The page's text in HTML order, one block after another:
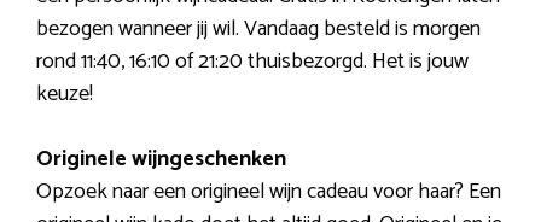
bezogen wanneer jij wil. Vandaag besteld is morgen
rond 11:40, 16:10 of 21:20 thuisbezorgd. Het is jouw
keuze!
Originele wijngeschenken
Opzoek naar een origineel wijn cadeau voor haar? Een